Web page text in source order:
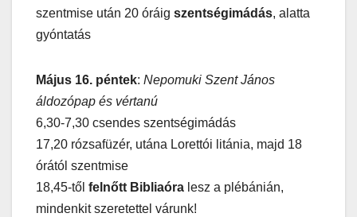
szentmise után 20 óráig szentségimádás, alatta
gyóntatás
Május 16. péntek: Nepomuki Szent János
áldozópap és vértanú
6,30-7,30 csendes szentségimádás
17,20 rózsafüzér, utána Lorettói litánia, majd 18
órától szentmise
18,45-től felnőtt Bibliaóra lesz a plébánián,
mindenkit szeretettel várunk!